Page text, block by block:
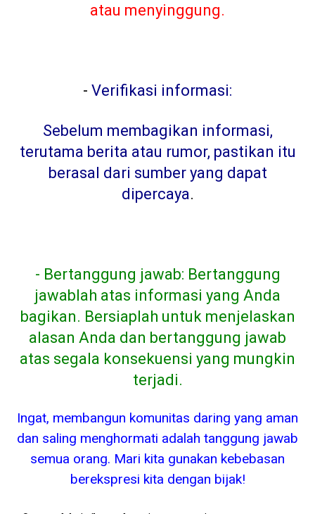
atau menyinggung.
- Verifikasi informasi:
Sebelum membagikan informasi,
terutama berita atau rumor, pastikan itu
berasal dari sumber yang dapat
dipercaya.
- Bertanggung jawab: Bertanggung
jawablah atas informasi yang Anda
bagikan. Bersiaplah untuk menjelaskan
alasan Anda dan bertanggung jawab
atas segala konsekuensi yang mungkin
terjadi.
Ingat, membangun komunitas daring yang aman
dan saling menghormati adalah tanggung jawab
semua orang. Mari kita gunakan kebebasan
berekspresi kita dengan bijak!